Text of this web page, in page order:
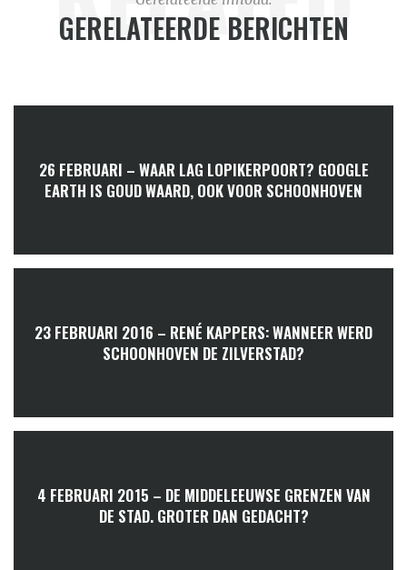
GERELATEERDE BERICHTEN
26 FEBRUARI – WAAR LAG LOPIKERPOORT? GOOGLE
EARTH IS GOUD WAARD, OOK VOOR SCHOONHOVEN
23 FEBRUARI 2016 – RENÉ KAPPERS: WANNEER WERD
SCHOONHOVEN DE ZILVERSTAD?
4 FEBRUARI 2015 – DE MIDDELEEUWSE GRENZEN VAN
DE STAD. GROTER DAN GEDACHT?